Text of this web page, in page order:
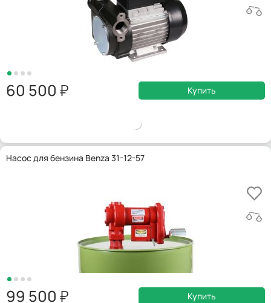
60 500 Купить
Насос для бензина Benza 31-12-57
99 500 Купить